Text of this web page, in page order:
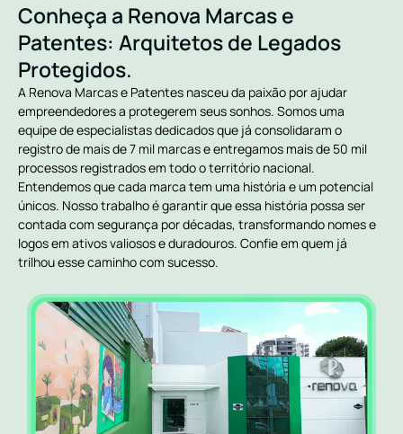
Conheça a Renova Marcas e
Patentes: Arquitetos de Legados
Protegidos.
A Renova Marcas e Patentes nasceu da paixão por ajudar
empreendedores a protegerem seus sonhos. Somos uma
equipe de especialistas dedicados que já consolidaram o
registro de mais de 7 mil marcas e entregamos mais de 50 mil
processos registrados em todo o território nacional.
Entendemos que cada marca tem uma história e um potencial
únicos. Nosso trabalho é garantir que essa história possa ser
contada com segurança por décadas, transformando nomes e
logos em ativos valiosos e duradouros. Confie em quem já
trilhou esse caminho com sucesso.